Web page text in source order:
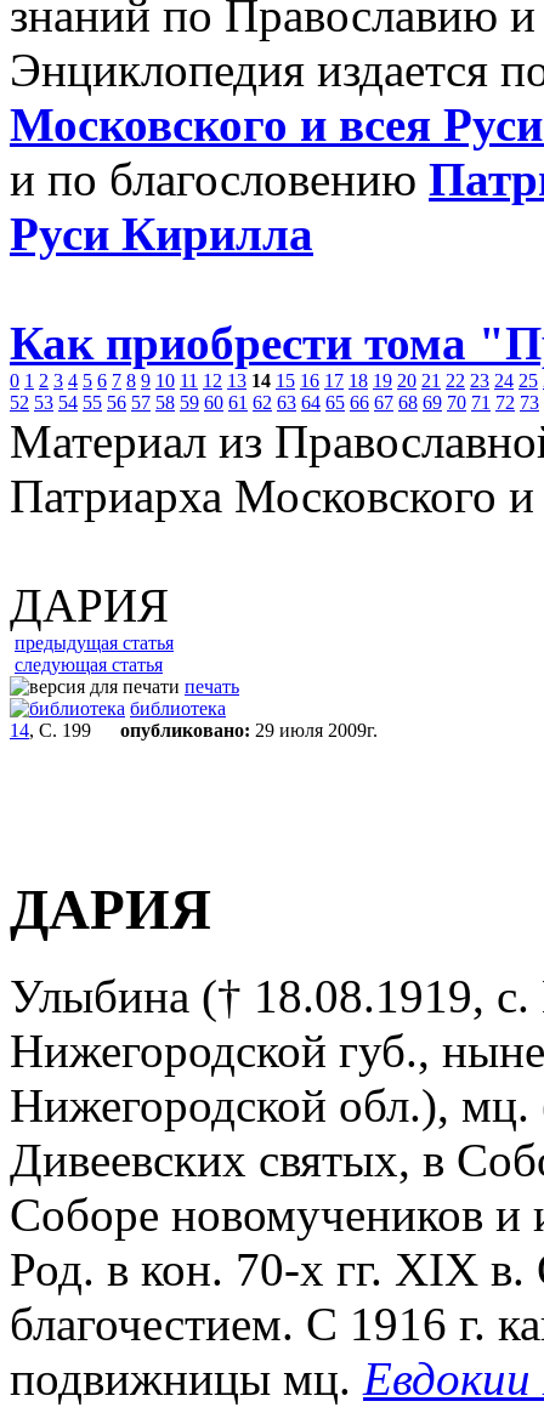
знаний по Православию
Энциклопедия издается
Московского и всея
и по благословению
Руси Кирилла
Как приобрести тома
0 1 2 3 4 5 6 7 8 9 10 11 12 13 14 15 16 17 18 19 20 21 22 23 24 25
52 53 54 55 56 57 58 59 60 61 62 63 64 65 66 67 68 69 70 71 72 73
Материал из
Патриарха Московского
ДАРИЯ
предыдущая статья
следующая статья
печать
библиотека
14, С. 199 опубликовано: 29 июля 2009г.
ДАРИЯ
Улыбина († 18.08.1919, с.
Нижегородской губ.,
Нижегородской обл.), мц.
Дивеевских святых, в
Соборе новомучеников и
Род. в кон. 70-х гг. XIX
благочестием. С 1916 г.
подвижницы мц.